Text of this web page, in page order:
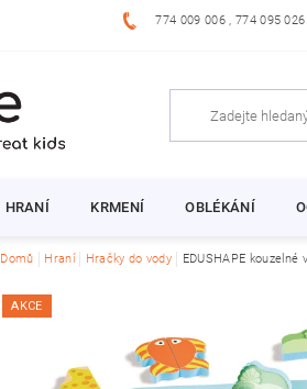
774 009 006 , 774 095 026
HRANÍ KRMENÍ OBLÉKÁNÍ
Domů Hraní Hračky do vody EDUSHAPE kouzelné
AKCE